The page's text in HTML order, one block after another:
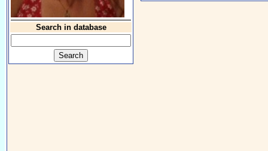
Search in database